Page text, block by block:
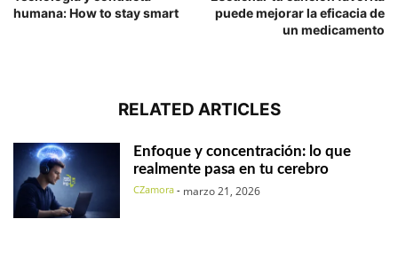
humana: How to stay smart
puede mejorar la eficacia de
un medicamento
RELATED ARTICLES
Enfoque y concentración: lo que
realmente pasa en tu cerebro
CZamora - marzo 21, 2026